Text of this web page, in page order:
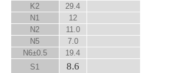
K2
29.4
N1
12
N2
11.0
N5
7.0
N6±0.5
19.4
S1 8.6